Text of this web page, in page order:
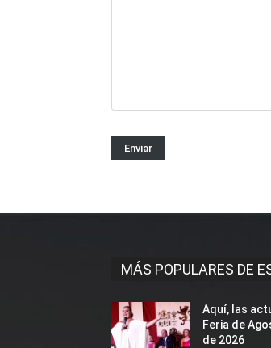
MÁS POPULARES DE
Aquí, las
Feria de
de 2026